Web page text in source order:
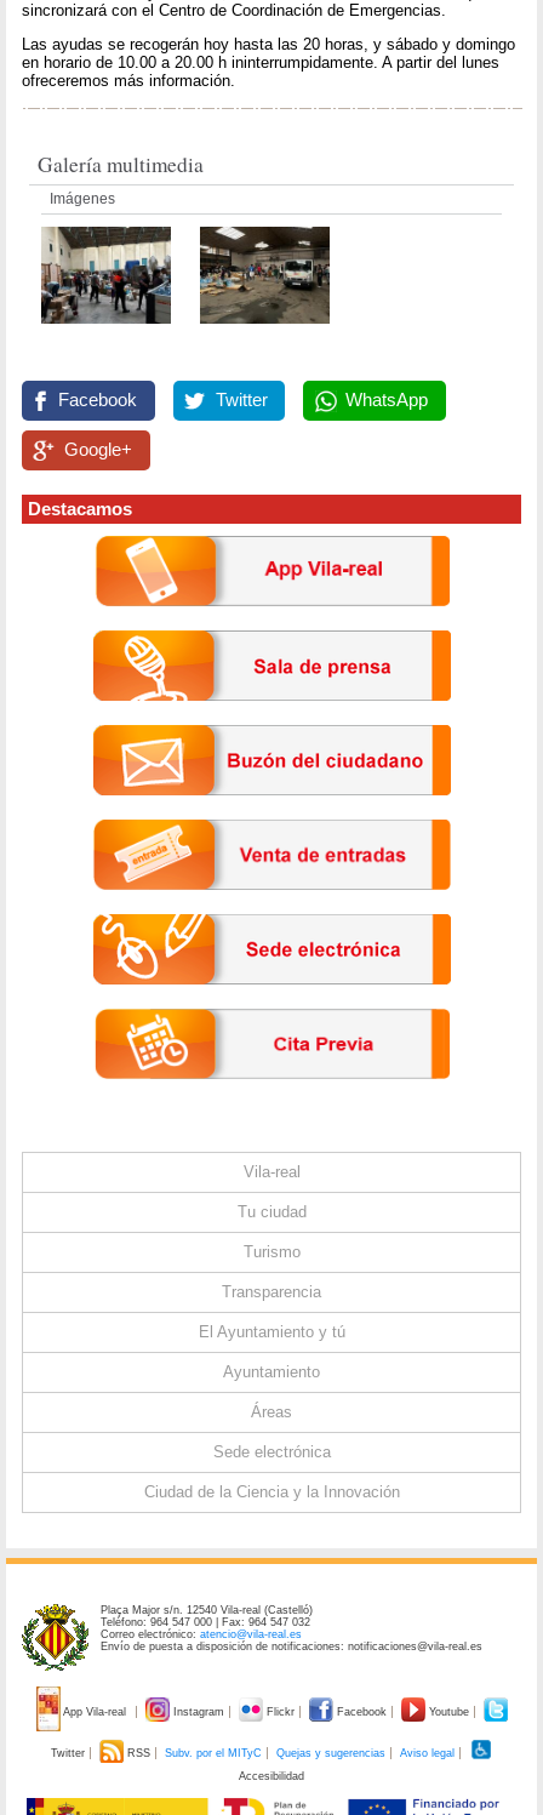
sincronizará con el Centro de Coordinación de Emergencias.
Las ayudas se recogerán hoy hasta las 20 horas, y sábado y domingo
en horario de 10.00 a 20.00 h ininterrumpidamente. A partir del lunes
ofreceremos más información.
Galería multimedia
Imágenes
Facebook Twitter WhatsApp
Google+
Destacamos
Vila-real
Tu ciudad
Turismo
Transparencia
El Ayuntamiento y tú
Ayuntamiento
Áreas
Sede electrónica
Ciudad de la Ciencia y la Innovación
Plaça Major s/n. 12540 Vila-real (Castelló)
Teléfono: 964 547 000 | Fax: 964 547 032
Correo electrónico:atencio@vila-real.es
Envío de puesta a disposición de notificaciones: notificaciones@vila-real.es
App Vila-real Instagram Flickr Facebook Youtube
Twitter RSS Subv. por el MITyC Quejas y sugerencias
Aviso legal
Accesibilidad